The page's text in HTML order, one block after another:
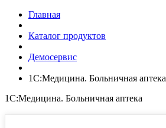
Главная
Каталог продуктов
Демосервис
1С:Медицина. Больничная аптека
1С:Медицина. Больничная аптека